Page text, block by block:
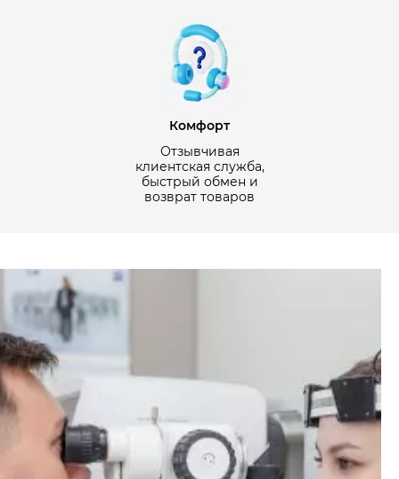
Комфорт
Отзывчивая
клиентская служба,
быстрый обмен и
возврат товаров